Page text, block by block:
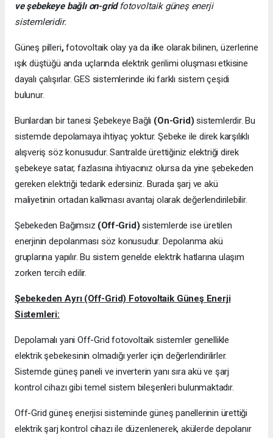
ve şebekeye bağlı on-gridfotovoltaik güneş enerji
sistemleridir.
Güneş pilleri,fotovoltaik olay ya da ilke olarak bilinen, üzerlerine
ışık düştüğü anda uçlarında elektrik gerilimi oluşması etkisine
dayalı çalışırlar. GES sistemlerinde iki farklı sistem çeşidi
bulunur.
Bunlardan bir tanesi Şebekeye Bağlı (On-Grid) sistemlerdir. Bu
sistemde depolamaya ihtiyaç yoktur. Şebeke ile direk karşılıklı
alışveriş söz konusudur. Santralde ürettiğiniz elektriği direk
şebekeye satar, fazlasına ihtiyacınız olursa da yine şebekeden
gereken elektriği tedarik edersiniz. Burada şarj ve akü
maliyetinin ortadan kalkması avantaj olarak değerlendirilebilir.
Şebekeden Bağımsız (Off-Grid) sistemlerde ise üretilen
enerjinin depolanması söz konusudur. Depolanma akü
gruplarına yapılır. Bu sistem genelde elektrik hatlarına ulaşım
zorken tercih edilir.
Şebekeden Ayrı (Off-Grid) Fotovoltaik Güneş Enerji
Sistemleri:
Depolamalı yani Off-Grid fotovoltaik sistemler genellikle
elektrik şebekesinin olmadığı yerler için değerlendirilirler.
Sistemde güneş paneli ve inverterin yanı sıra akü ve şarj
kontrol cihazı gibi temel sistem bileşenleri bulunmaktadır.
Off-Grid güneş enerjisi sisteminde güneş panellerinin ürettiği
elektrik şarj kontrol cihazı ile düzenlenerek, akülerde depolanır